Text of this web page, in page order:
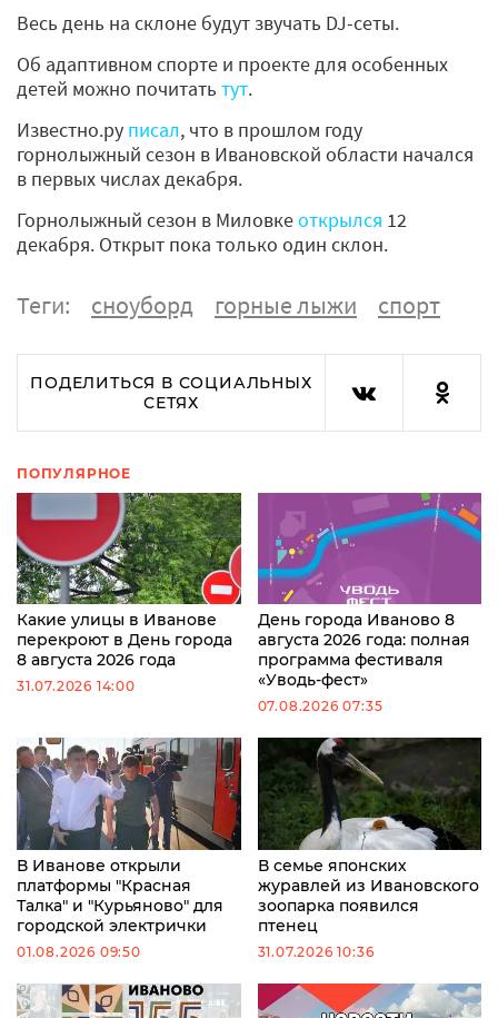
Весь день на склоне будут звучать DJ-сеты.
Об адаптивном спорте и проекте для особенных
детей можно почитать тут.
Известно.ру писал, что в прошлом году
горнолыжный сезон в Ивановской области начался
в первых числах декабря.
Горнолыжный сезон в Миловкеоткрылся 12
декабря. Открыт пока только один склон.
Теги: сноуборд горные лыжи спорт
ПОДЕЛИТЬСЯ В СОЦИАЛЬНЫХ
СЕТЯХ
ПОПУЛЯРНОЕ
Какие улицы в Иванове
перекроют в День города
8 августа 2026 года
31.07.2026 14:00
День города Иваново 8
августа 2026 года: полная
программа фестиваля
«Уводь-фест»
07.08.2026 07:35
В Иванове открыли
платформы "Красная
Талка" и "Курьяново" для
городской электрички
01.08.2026 09:50
В семье японских
журавлей из Ивановского
зоопарка появился
птенец
31.07.2026 10:36